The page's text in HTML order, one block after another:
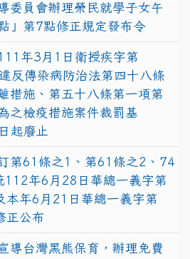
委員會辦理榮民就學子女午
」第7點修正規定發布令
年3月1日衛授疾字第
反傳染病防治法第四十八條
措施、第五十八條第一項第
之檢疫措施案件裁罰基
起廢止
第61條之1、第61條之2、74
112年6月28日華總一義字第
年6月21日華總一義字第
正公布
導台灣黑熊保育，辦理免費